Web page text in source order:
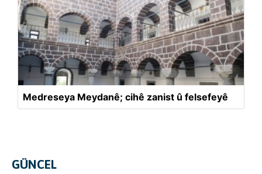
Medreseya Meydanê; cihê zanist û felsefeyê
GÜNCEL